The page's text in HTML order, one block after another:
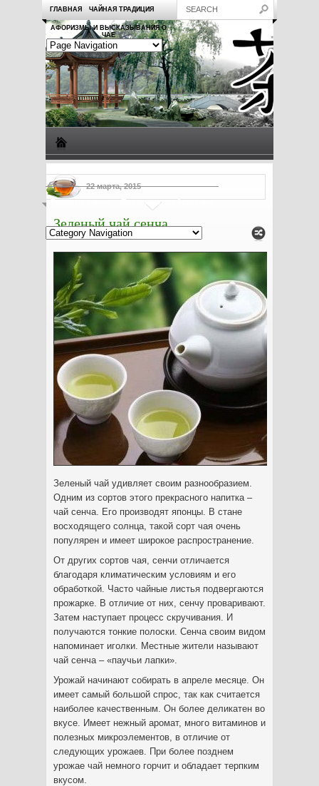
ГЛАВНАЯ ЧАЙНАЯ ТРАДИЦИЯ
АФОРИЗМЫ И ВЫСКАЗЫВАНИЯ О
ЧАЕ
Рецепты с чаем Полезные свойства чая
22 марта, 2015
Зеленый чай сенча
Зеленый чай удивляет своим разнообразием.
Одним из сортов этого прекрасного напитка –
чай сенча. Его производят японцы. В стане
восходящего солнца, такой сорт чая очень
популярен и имеет широкое распространение.
От других сортов чая, сенчи отличается
благодаря климатическим условиям и его
обработкой. Часто чайные листья подвергаются
прожарке. В отличие от них, сенчу проваривают.
Затем наступает процесс скручивания. И
получаются тонкие полоски. Сенча своим видом
напоминает иголки. Местные жители называют
чай сенча – «паучьи лапки».
Урожай начинают собирать в апреле месяце. Он
имеет самый большой спрос, так как считается
наиболее качественным. Он более деликатен во
вкусе. Имеет нежный аромат, много витаминов и
полезных микроэлементов, в отличие от
следующих урожаев. При более позднем
урожае чай немного горчит и обладает терпким
вкусом.